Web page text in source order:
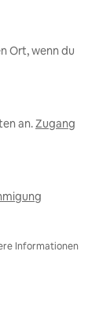
Ort, wenn du
an.Zugang
Informationen